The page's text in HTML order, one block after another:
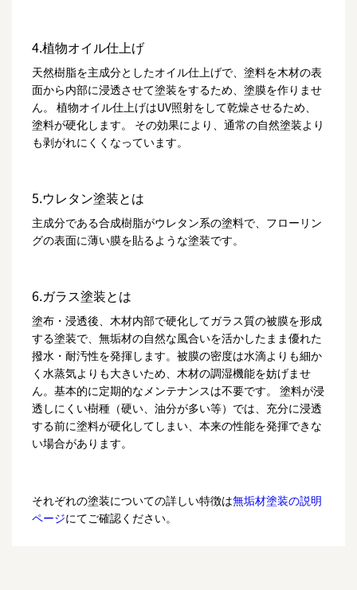
4.植物オイル仕上げ
天然樹脂を主成分としたオイル仕上げで、塗料を木材の表
面から内部に浸透させて塗装をするため、塗膜を作りませ
ん。 植物オイル仕上げはUV照射をして乾燥させるため、
塗料が硬化します。 その効果により、通常の自然塗装より
も剥がれにくくなっています。
5.ウレタン塗装とは
主成分である合成樹脂がウレタン系の塗料で、フローリン
グの表面に薄い膜を貼るような塗装です。
6.ガラス塗装とは
塗布・浸透後、木材内部で硬化してガラス質の被膜を形成
する塗装で、無垢材の自然な風合いを活かしたまま優れた
撥水・耐汚性を発揮します。被膜の密度は水滴よりも細か
く水蒸気よりも大きいため、木材の調湿機能を妨げませ
ん。基本的に定期的なメンテナンスは不要です。 塗料が浸
透しにくい樹種（硬い、油分が多い等）では、充分に浸透
する前に塗料が硬化してしまい、本来の性能を発揮できな
い場合があります。
それぞれの塗装についての詳しい特徴は無垢材塗装の説明
ページにてご確認ください。